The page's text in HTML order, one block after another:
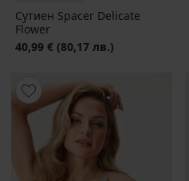
Сутиен Spacer Delicate
Flower
40,99 € (80,17 лв.)